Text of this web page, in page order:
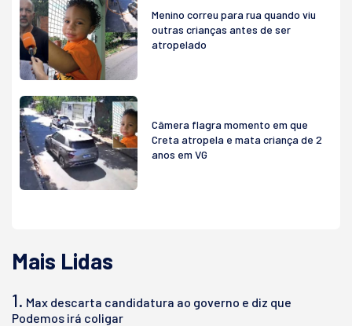
Menino correu para rua quando viu
outras crianças antes de ser
atropelado
Câmera flagra momento em que
Creta atropela e mata criança de 2
anos em VG
Mais Lidas
1. Max descarta candidatura ao governo e diz que
Podemos irá coligar